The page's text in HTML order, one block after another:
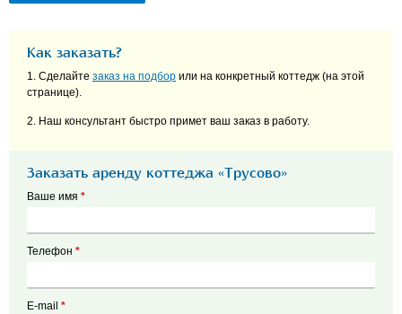
Как заказать?
1. Сделайте заказ на подбор или на конкретный коттедж (на этой
странице).
2. Наш консультант быстро примет ваш заказ в работу.
Заказать аренду коттеджа «Трусово»
Ваше имя *
Телефон *
E-mail *